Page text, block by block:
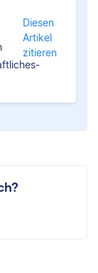
Diesen
Artikel
zitieren